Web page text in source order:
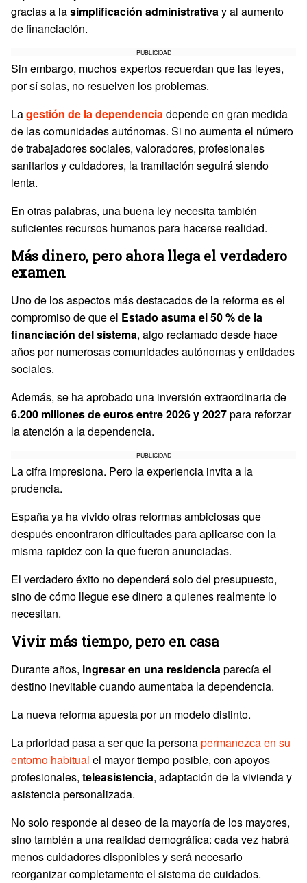
gracias a lasimplificación administrativay al aumento
de financiación.
PUBLICIDAD
Sin embargo, muchos expertos recuerdan que las leyes,
por sí solas, no resuelven los problemas.
Lagestión de la dependenciadepende en gran medida
de las comunidades autónomas. Si no aumenta el número
de trabajadores sociales, valoradores, profesionales
sanitarios y cuidadores, la tramitación seguirá siendo
lenta.
En otras palabras, una buena ley necesita también
suficientes recursos humanos para hacerse realidad.
Más dinero, pero ahora llega el verdadero
examen
Uno de los aspectos más destacados de la reforma es el
compromiso de que el Estado asuma el 50 % de la
financiación del sistema, algo reclamado desde hace
años por numerosas comunidades autónomas y entidades
sociales.
Además, se ha aprobado una inversión extraordinaria de
6.200 millones de euros entre 2026 y 2027para reforzar
la atención a la dependencia.
PUBLICIDAD
La cifra impresiona. Pero la experiencia invita a la
prudencia.
España ya ha vivido otras reformas ambiciosas que
después encontraron dificultades para aplicarse con la
misma rapidez con la que fueron anunciadas.
El verdadero éxito no dependerá solo del presupuesto,
sino de cómo llegue ese dinero a quienes realmente lo
necesitan.
Vivir más tiempo, pero en casa
Durante años, ingresar en una residenciaparecía el
destino inevitable cuando aumentaba la dependencia.
La nueva reforma apuesta por un modelo distinto.
La prioridad pasa a ser que la personapermanezca en su
entorno habitual el mayor tiempo posible, con apoyos
profesionales, teleasistencia, adaptación de la vivienda y
asistencia personalizada.
No solo responde al deseo de la mayoría de los mayores,
sino también a una realidad demográfica: cada vez habrá
menos cuidadores disponibles y será necesario
reorganizar completamente el sistema de cuidados.